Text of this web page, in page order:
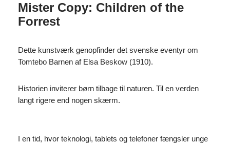
Mister Copy: Children of the
Forrest
Dette kunstværk genopfinder det svenske eventyr om
Tomtebo Barnen af ​​Elsa Beskow (1910).
Historien inviterer børn tilbage til naturen. Til en verden
langt rigere end nogen skærm.
I en tid, hvor teknologi, tablets og telefoner fængsler unge